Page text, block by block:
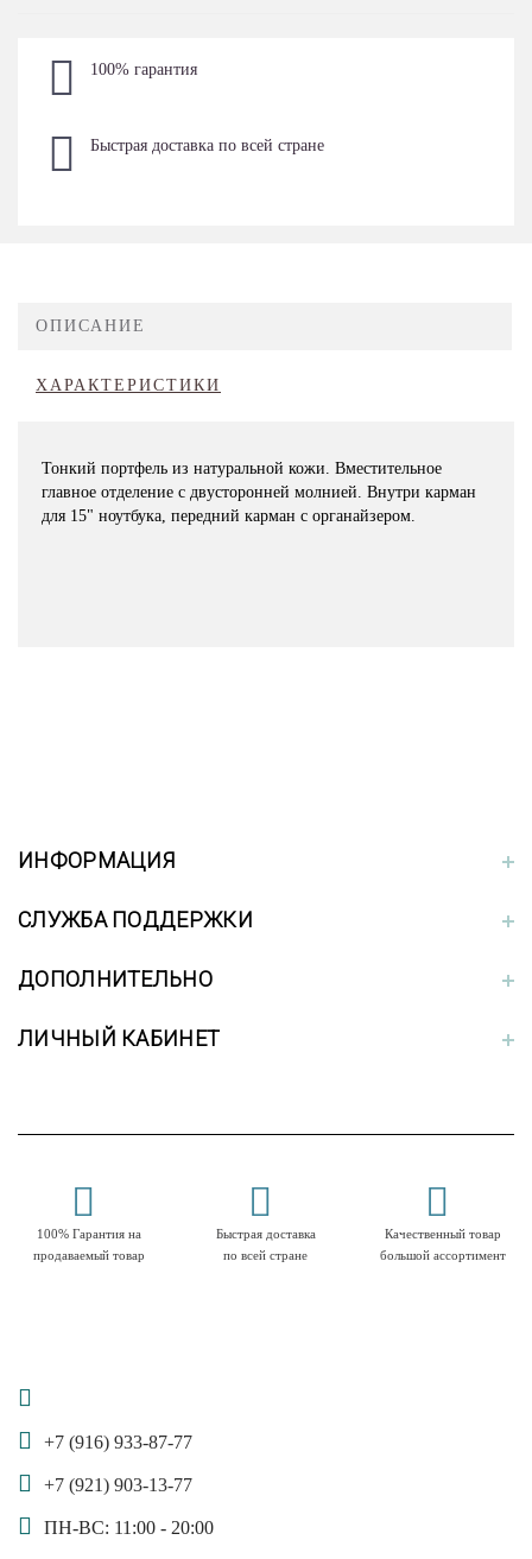
100% гарантия
Быстрая доставка по всей стране
ОПИСАНИЕ
ХАРАКТЕРИСТИКИ
Тонкий портфель из натуральной кожи. Вместительное
главное отделение с двусторонней молнией. Внутри карман
для 15" ноутбука, передний карман с органайзером.
ИНФОРМАЦИЯ
СЛУЖБА ПОДДЕРЖКИ
ДОПОЛНИТЕЛЬНО
ЛИЧНЫЙ КАБИНЕТ
100% Гарантия на
продаваемый товар
Быстрая доставка
по всей стране
Качественный товар
большой ассортимент
+7 (916) 933-87-77
+7 (921) 903-13-77
ПН-ВС: 11:00 - 20:00